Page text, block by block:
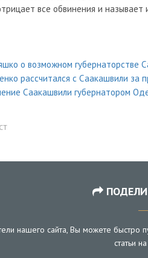
все обвинения и называет
о возможном губернаторстве
рассчитался с Саакашвили за
Саакашвили губернатором
нашего сайта, Вы можете быстро
статьи